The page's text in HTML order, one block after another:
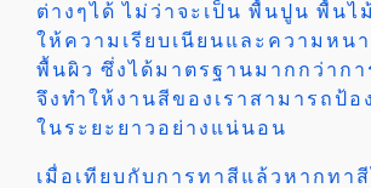
ต่างๆได้ ไม่ว่าจะเป็น พื้นปูน พื้น
ให้ความเรียบเนียนและความหน
พื้นผิว ซึ่งได้มาตรฐานมากกว่าก
จึงทำให้งานสีของเราสามารถป้อ
ในระยะยาวอย่างแน่นอน
เมื่อเทียบกับการทาสีแล้วหากทาสี